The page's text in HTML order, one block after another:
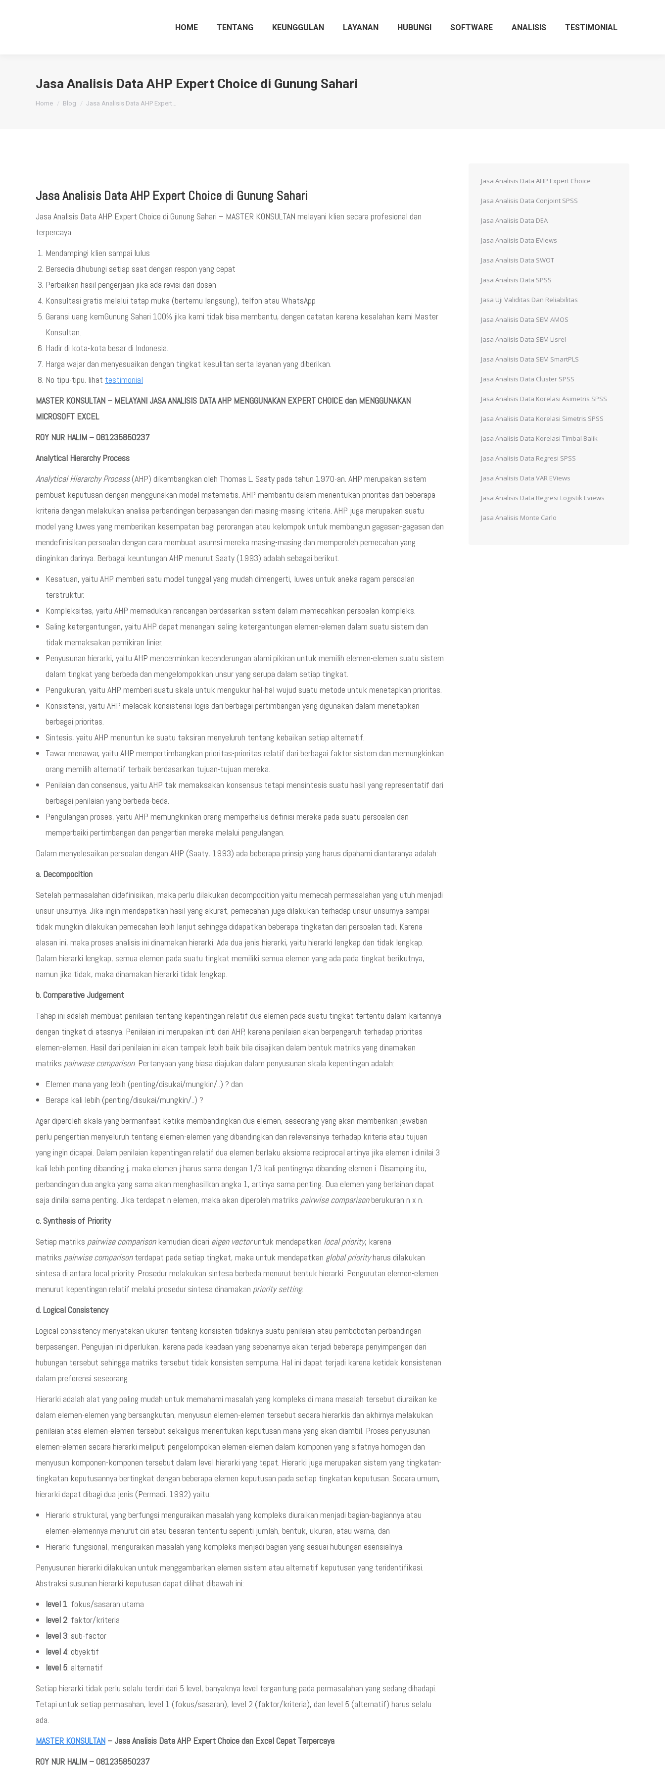
HOME TENTANG KEUNGGULAN LAYANAN HUBUNGI SOFTWARE ANALISIS TESTIMONIAL
Jasa Analisis Data AHP Expert Choice di Gunung Sahari
You are here:
Home Blog Jasa Analisis Data AHP Expert…
Jasa Analisis Data AHP Expert Choice di Gunung Sahari
Jasa Analisis Data AHP Expert Choice di Gunung Sahari – MASTER KONSULTAN melayani klien secara profesional dan
terpercaya.
Mendampingi klien sampai lulus
Bersedia dihubungi setiap saat dengan respon yang cepat
Perbaikan hasil pengerjaan jika ada revisi dari dosen
Konsultasi gratis melalui tatap muka (bertemu langsung), telfon atau WhatsApp
Garansi uang kemGunung Sahari 100% jika kami tidak bisa membantu, dengan catatan karena kesalahan kami Master
Konsultan.
Hadir di kota-kota besar di Indonesia.
Harga wajar dan menyesuaikan dengan tingkat kesulitan serta layanan yang diberikan.
No tipu-tipu. lihat testimonial
MASTER KONSULTAN – MELAYANI JASA ANALISIS DATA AHP MENGGUNAKAN EXPERT CHOICE dan MENGGUNAKAN
MICROSOFT EXCEL
ROY NUR HALIM – 081235850237
Analytical Hierarchy Process
Analytical Hierarchy Process(AHP) dikembangkan oleh Thomas L. Saaty pada tahun 1970-an. AHP merupakan sistem
pembuat keputusan dengan menggunakan model matematis. AHP membantu dalam menentukan prioritas dari beberapa
kriteria dengan melakukan analisa perbandingan berpasangan dari masing-masing kriteria. AHP juga merupakan suatu
model yang luwes yang memberikan kesempatan bagi perorangan atau kelompok untuk membangun gagasan-gagasan dan
mendefinisikan persoalan dengan cara membuat asumsi mereka masing-masing dan memperoleh pemecahan yang
diinginkan darinya. Berbagai keuntungan AHP menurut Saaty (1993) adalah sebagai berikut.
Kesatuan, yaitu AHP memberi satu model tunggal yang mudah dimengerti, luwes untuk aneka ragam persoalan
terstruktur.
Kompleksitas, yaitu AHP memadukan rancangan berdasarkan sistem dalam memecahkan persoalan kompleks.
Saling ketergantungan, yaitu AHP dapat menangani saling ketergantungan elemen-elemen dalam suatu sistem dan
tidak memaksakan pemikiran linier.
Penyusunan hierarki, yaitu AHP mencerminkan kecenderungan alami pikiran untuk memilih elemen-elemen suatu sistem
dalam tingkat yang berbeda dan mengelompokkan unsur yang serupa dalam setiap tingkat.
Pengukuran, yaitu AHP memberi suatu skala untuk mengukur hal-hal wujud suatu metode untuk menetapkan prioritas.
Konsistensi, yaitu AHP melacak konsistensi logis dari berbagai pertimbangan yang digunakan dalam menetapkan
berbagai prioritas.
Sintesis, yaitu AHP menuntun ke suatu taksiran menyeluruh tentang kebaikan setiap alternatif.
Tawar menawar, yaitu AHP mempertimbangkan prioritas-prioritas relatif dari berbagai faktor sistem dan memungkinkan
orang memilih alternatif terbaik berdasarkan tujuan-tujuan mereka.
Penilaian dan consensus, yaitu AHP tak memaksakan konsensus tetapi mensintesis suatu hasil yang representatif dari
berbagai penilaian yang berbeda-beda.
Pengulangan proses, yaitu AHP memungkinkan orang memperhalus definisi mereka pada suatu persoalan dan
memperbaiki pertimbangan dan pengertian mereka melalui pengulangan.
Dalam menyelesaikan persoalan dengan AHP (Saaty, 1993) ada beberapa prinsip yang harus dipahami diantaranya adalah:
a. Decompocition
Setelah permasalahan didefinisikan, maka perlu dilakukan decompocition yaitu memecah permasalahan yang utuh menjadi
unsur-unsurnya. Jika ingin mendapatkan hasil yang akurat, pemecahan juga dilakukan terhadap unsur-unsurnya sampai
tidak mungkin dilakukan pemecahan lebih lanjut sehingga didapatkan beberapa tingkatan dari persoalan tadi. Karena
alasan ini, maka proses analisis ini dinamakan hierarki. Ada dua jenis hierarki, yaitu hierarki lengkap dan tidak lengkap.
Dalam hierarki lengkap, semua elemen pada suatu tingkat memiliki semua elemen yang ada pada tingkat berikutnya,
namun jika tidak, maka dinamakan hierarki tidak lengkap.
b. Comparative Judgement
Tahap ini adalah membuat penilaian tentang kepentingan relatif dua elemen pada suatu tingkat tertentu dalam kaitannya
dengan tingkat di atasnya. Penilaian ini merupakan inti dari AHP, karena penilaian akan berpengaruh terhadap prioritas
elemen-elemen. Hasil dari penilaian ini akan tampak lebih baik bila disajikan dalam bentuk matriks yang dinamakan
matriks pairwase comparison. Pertanyaan yang biasa diajukan dalam penyusunan skala kepentingan adalah:
Elemen mana yang lebih (penting/disukai/mungkin/..) ? dan
Berapa kali lebih (penting/disukai/mungkin/..) ?
Agar diperoleh skala yang bermanfaat ketika membandingkan dua elemen, seseorang yang akan memberikan jawaban
perlu pengertian menyeluruh tentang elemen-elemen yang dibandingkan dan relevansinya terhadap kriteria atau tujuan
yang ingin dicapai. Dalam penilaian kepentingan relatif dua elemen berlaku aksioma reciprocal artinya jika elemen i dinilai 3
kali lebih penting dibanding j, maka elemen j harus sama dengan 1/3 kali pentingnya dibanding elemen i. Disamping itu,
perbandingan dua angka yang sama akan menghasilkan angka 1, artinya sama penting. Dua elemen yang berlainan dapat
saja dinilai sama penting. Jika terdapat n elemen, maka akan diperoleh matriks pairwise comparisonberukuran n x n.
c. Synthesis of Priority
Setiap matriks pairwise comparisonkemudian dicari eigen vectoruntuk mendapatkan local priority, karena
matriks pairwise comparisonterdapat pada setiap tingkat, maka untuk mendapatkan global priorityharus dilakukan
sintesa di antara local priority. Prosedur melakukan sintesa berbeda menurut bentuk hierarki. Pengurutan elemen-elemen
menurut kepentingan relatif melalui prosedur sintesa dinamakan priority setting.
d. Logical Consistency
Logical consistency menyatakan ukuran tentang konsisten tidaknya suatu penilaian atau pembobotan perbandingan
berpasangan. Pengujian ini diperlukan, karena pada keadaan yang sebenarnya akan terjadi beberapa penyimpangan dari
hubungan tersebut sehingga matriks tersebut tidak konsisten sempurna. Hal ini dapat terjadi karena ketidak konsistenan
dalam preferensi seseorang.
Hierarki adalah alat yang paling mudah untuk memahami masalah yang kompleks di mana masalah tersebut diuraikan ke
dalam elemen-elemen yang bersangkutan, menyusun elemen-elemen tersebut secara hierarkis dan akhirnya melakukan
penilaian atas elemen-elemen tersebut sekaligus menentukan keputusan mana yang akan diambil. Proses penyusunan
elemen-elemen secara hierarki meliputi pengelompokan elemen-elemen dalam komponen yang sifatnya homogen dan
menyusun komponen-komponen tersebut dalam level hierarki yang tepat. Hierarki juga merupakan sistem yang tingkatan-
tingkatan keputusannya bertingkat dengan beberapa elemen keputusan pada setiap tingkatan keputusan. Secara umum,
hierarki dapat dibagi dua jenis (Permadi, 1992) yaitu:
Hierarki struktural, yang berfungsi menguraikan masalah yang kompleks diuraikan menjadi bagian-bagiannya atau
elemen-elemennya menurut ciri atau besaran tententu sepenti jumlah, bentuk, ukuran, atau warna, dan
Hierarki fungsional, menguraikan masalah yang kompleks menjadi bagian yang sesuai hubungan esensialnya.
Penyusunan hierarki dilakukan untuk menggambarkan elemen sistem atau alternatif keputusan yang teridentifikasi.
Abstraksi susunan hierarki keputusan dapat dilihat dibawah ini:
level 1: fokus/sasaran utama
level 2: faktor/kriteria
level 3: sub-factor
level 4: obyektif
level 5: alternatif
Setiap hierarki tidak perlu selalu terdiri dari 5 level, banyaknya level tergantung pada permasalahan yang sedang dihadapi.
Tetapi untuk setiap permasahan, level 1 (fokus/sasaran), level 2 (faktor/kriteria), dan level 5 (alternatif) harus selalu
ada.
MASTER KONSULTAN – Jasa Analisis Data AHP Expert Choice dan Excel Cepat Terpercaya
ROY NUR HALIM – 081235850237
Jasa Analisis Data AHP Expert Choice
Jasa Analisis Data Conjoint SPSS
Jasa Analisis Data DEA
Jasa Analisis Data EViews
Jasa Analisis Data SWOT
Jasa Analisis Data SPSS
Jasa Uji Validitas Dan Reliabilitas
Jasa Analisis Data SEM AMOS
Jasa Analisis Data SEM Lisrel
Jasa Analisis Data SEM SmartPLS
Jasa Analisis Data Cluster SPSS
Jasa Analisis Data Korelasi Asimetris SPSS
Jasa Analisis Data Korelasi Simetris SPSS
Jasa Analisis Data Korelasi Timbal Balik
Jasa Analisis Data Regresi SPSS
Jasa Analisis Data VAR EViews
Jasa Analisis Data Regresi Logistik Eviews
Jasa Analisis Monte Carlo